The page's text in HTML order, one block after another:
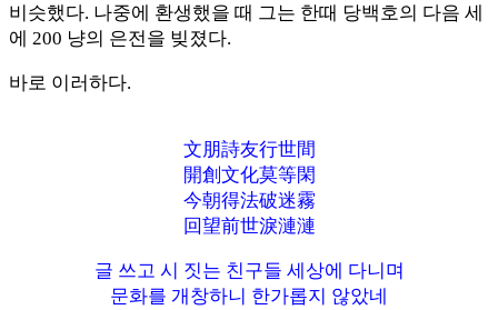
비슷했다. 나중에 환생했을 때 그는 한때 당백호의 다음 세
에 200 냥의 은전을 빚졌다.
바로 이러하다.
文朋詩友行世間
開創文化莫等閑
今朝得法破迷霧
回望前世淚漣漣
글 쓰고 시 짓는 친구들 세상에 다니며
문화를 개창하니 한가롭지 않았네